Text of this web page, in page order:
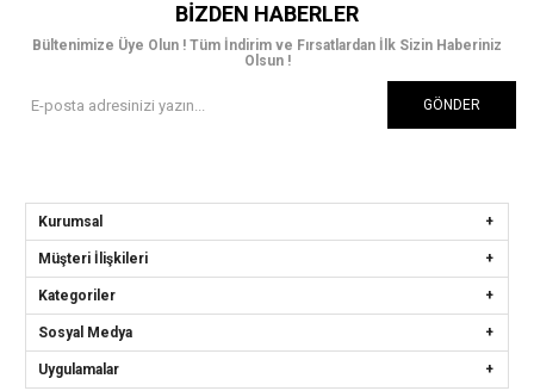
BIZDEN HABERLER
Bültenimize Üye Olun ! Tüm İndirim ve Fırsatlardan İlk Sizin Haberiniz
Olsun !
GÖNDER
Kurumsal
Müşteri İlişkileri
Kategoriler
Sosyal Medya
Uygulamalar